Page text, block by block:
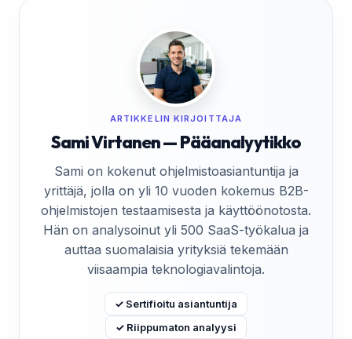
ARTIKKELIN KIRJOITTAJA
Sami Virtanen — Pääanalyytikko
Sami on kokenut ohjelmistoasiantuntija ja
yrittäjä, jolla on yli 10 vuoden kokemus B2B-
ohjelmistojen testaamisesta ja käyttöönotosta.
Hän on analysoinut yli 500 SaaS-työkalua ja
auttaa suomalaisia yrityksiä tekemään
viisaampia teknologiavalintoja.
✓ Sertifioitu asiantuntija
✓ Riippumaton analyysi